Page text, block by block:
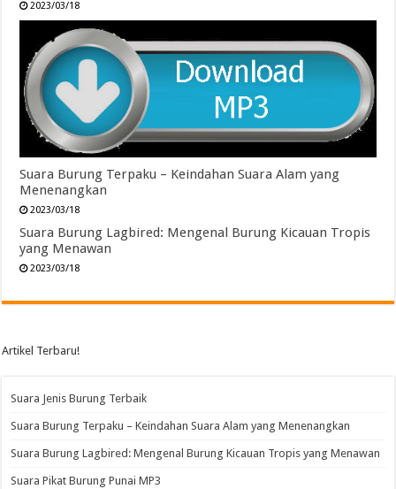
2023/03/18
Suara Burung Terpaku – Keindahan Suara Alam yang
Menenangkan
2023/03/18
Suara Burung Lagbired: Mengenal Burung Kicauan Tropis
yang Menawan
2023/03/18
Artikel Terbaru!
Suara Jenis Burung Terbaik
Suara Burung Terpaku – Keindahan Suara Alam yang Menenangkan
Suara Burung Lagbired: Mengenal Burung Kicauan Tropis yang Menawan
Suara Pikat Burung Punai MP3